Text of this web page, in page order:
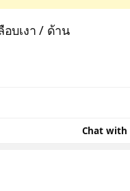
อบเงา / ด้าน
Chat with